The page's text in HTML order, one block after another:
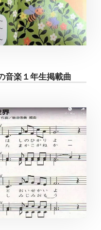
音楽１年生掲載曲